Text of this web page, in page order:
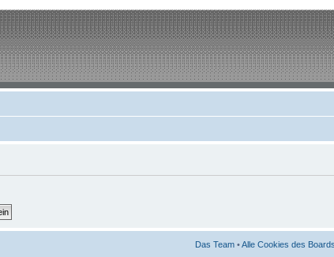
Das Team •Alle Cookies des